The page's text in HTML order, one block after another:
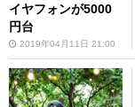
イヤフォンが5000
円台
2019年04月11日 21:00